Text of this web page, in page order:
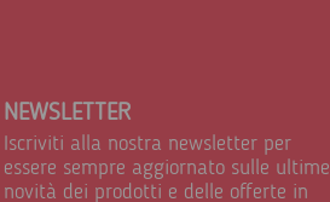
NEWSLETTER
Iscriviti alla nostra newsletter per
essere sempre aggiornato sulle ultime
novità dei prodotti e delle offerte in